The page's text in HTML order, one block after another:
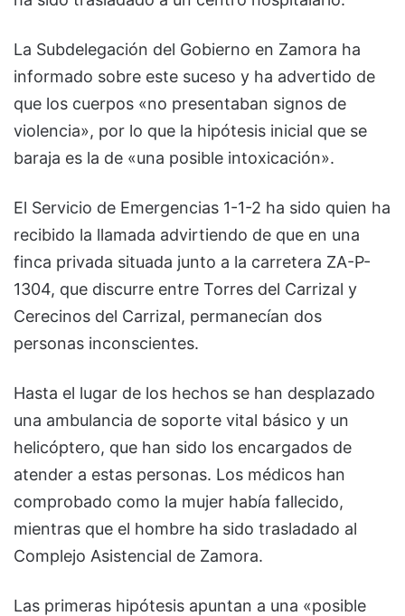
La Subdelegación del Gobierno en Zamora ha
informado sobre este suceso y ha advertido de
que los cuerpos «no presentaban signos de
violencia», por lo que la hipótesis inicial que se
baraja es la de «una posible intoxicación».
El Servicio de Emergencias 1-1-2 ha sido quien ha
recibido la llamada advirtiendo de que en una
finca privada situada junto a la carretera ZA-P-
1304, que discurre entre Torres del Carrizal y
Cerecinos del Carrizal, permanecían dos
personas inconscientes.
Hasta el lugar de los hechos se han desplazado
una ambulancia de soporte vital básico y un
helicóptero, que han sido los encargados de
atender a estas personas. Los médicos han
comprobado como la mujer había fallecido,
mientras que el hombre ha sido trasladado al
Complejo Asistencial de Zamora.
Las primeras hipótesis apuntan a una «posible